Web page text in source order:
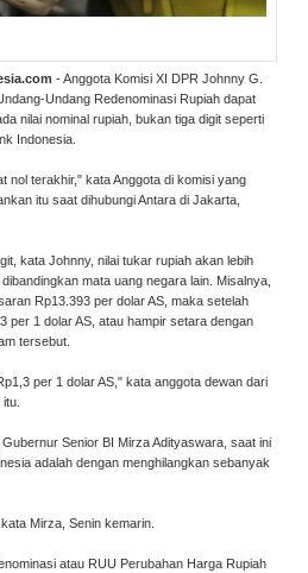
- Anggota Komisi XI DPR Johnny G.
Undang Redenominasi Rupiah dapat
nilai nominal rupiah, bukan tiga digit seperti
Indonesia.
nol terakhir," kata Anggota di komisi yang
itu saat dihubungi Antara di Jakarta,
kata Johnny, nilai tukar rupiah akan lebih
mata uang negara lain. Misalnya,
Rp13.393 per dolar AS, maka setelah
per 1 dolar AS, atau hampir setara dengan
tersebut.
per 1 dolar AS," kata anggota dewan dari
Senior BI Mirza Adityaswara, saat ini
adalah dengan menghilangkan sebanyak
Mirza, Senin kemarin.
atau RUU Perubahan Harga Rupiah